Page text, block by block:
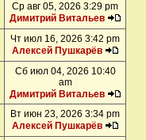
Ср авг 05, 2026 3:29 pm
Димитрий Витальев
Чт июл 16, 2026 3:42 pm
Алексей Пушкарёв
Сб июл 04, 2026 10:40
am
Димитрий Витальев
Вт июн 23, 2026 3:34 pm
Алексей Пушкарёв